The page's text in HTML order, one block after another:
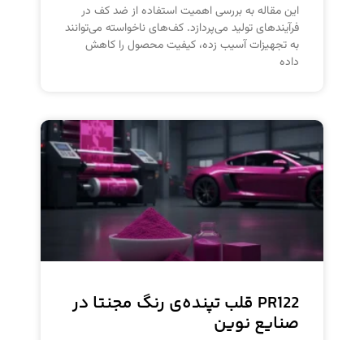
این مقاله به بررسی اهمیت استفاده از ضد کف در
فرآیندهای تولید می‌پردازد. کف‌های ناخواسته می‌توانند
به تجهیزات آسیب زده، کیفیت محصول را کاهش
داده
PR122 قلب تپنده‌ی رنگ مجنتا در
صنایع نوین